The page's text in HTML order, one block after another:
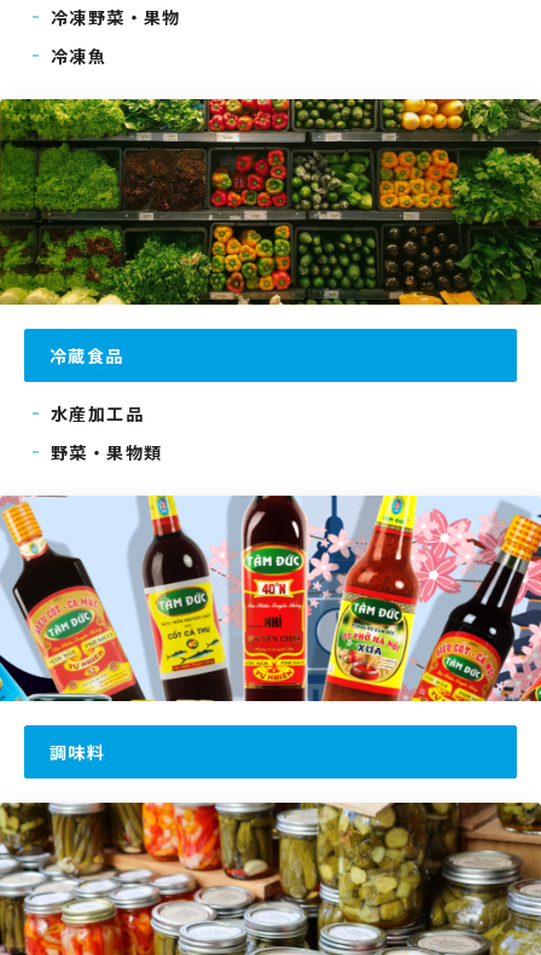
冷凍野菜・果物
冷凍魚
冷蔵食品
水産加工品
野菜・果物類
調味料